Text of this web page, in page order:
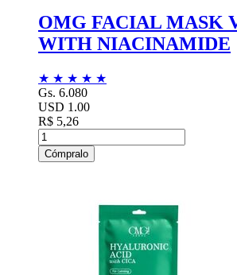
OMG FACIAL MASK
WITH NIACINAMIDE
★ ★ ★ ★ ★
Gs. 6.080
USD 1.00
R$ 5,26
Cómpralo